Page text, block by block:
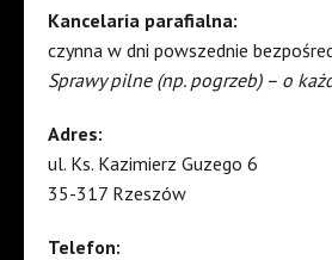
Kancelaria parafialna:
czynna w dni powszednie
Sprawy pilne (np. pogrzeb) – o
Adres:
ul. Ks. Kazimierz Guzego 6
35-317 Rzeszów
Telefon: